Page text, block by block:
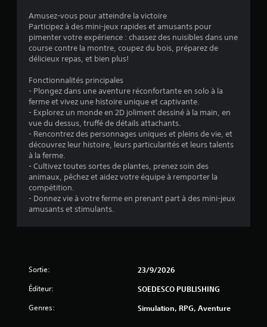
Amusez-vous pour atteindre la victoire
Participez à des mini-jeux rapides et amusants pour
pimenter votre expérience : chassez des nuisibles dans une
course contre la montre, coupez du bois, préparez de
délicieux repas, et bien plus!
Fonctionnalités principales
- Plongez dans une aventure réconfortante en solo à la
ferme et vivez une histoire unique et captivante.
- Explorez un monde en 2D joliment dessiné à la main, en
vue du dessus, truffé de détails attachants.
- Rencontrez des personnages uniques et pleins de vie, et
découvrez leur histoire, leurs particularités et leurs talents
à la ferme.
- Cultivez toutes sortes de plantes, prenez soin des
animaux, pêchez et aidez votre équipe à remporter la
compétition.
- Donnez vie à votre ferme en prenant part à des mini-jeux
amusants et stimulants.
Sortie: 23/9/2026
Éditeur: SOEDESCO PUBLISHING
Genres: Simulation, RPG, Aventure